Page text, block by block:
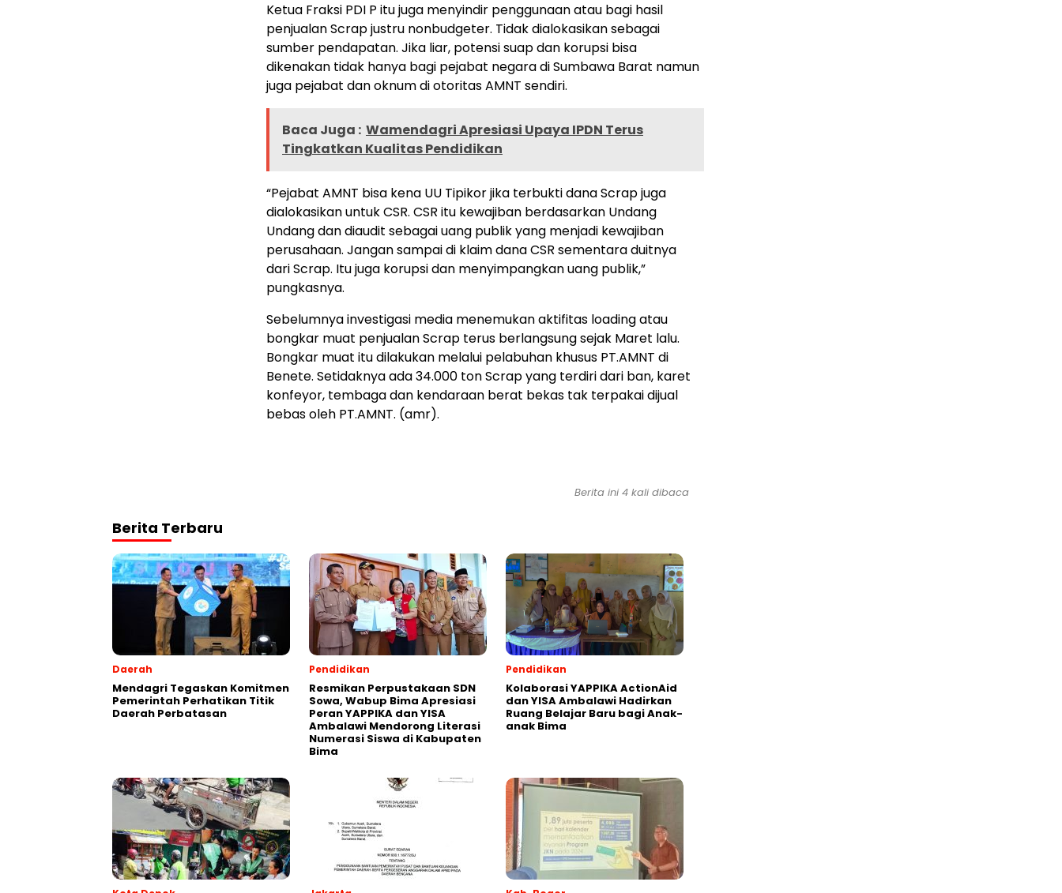
Ketua Fraksi PDI P itu juga menyindir penggunaan atau bagi hasil
penjualan Scrap justru nonbudgeter. Tidak dialokasikan sebagai
sumber pendapatan. Jika liar, potensi suap dan korupsi bisa
dikenakan tidak hanya bagi pejabat negara di Sumbawa Barat namun
juga pejabat dan oknum di otoritas AMNT sendiri.
Baca Juga : Wamendagri Apresiasi Upaya IPDN Terus
Tingkatkan Kualitas Pendidikan
“Pejabat AMNT bisa kena UU Tipikor jika terbukti dana Scrap juga
dialokasikan untuk CSR. CSR itu kewajiban berdasarkan Undang
Undang dan diaudit sebagai uang publik yang menjadi kewajiban
perusahaan. Jangan sampai di klaim dana CSR sementara duitnya
dari Scrap. Itu juga korupsi dan menyimpangkan uang publik,”
pungkasnya.
Sebelumnya investigasi media menemukan aktifitas loading atau
bongkar muat penjualan Scrap terus berlangsung sejak Maret lalu.
Bongkar muat itu dilakukan melalui pelabuhan khusus PT.AMNT di
Benete. Setidaknya ada 34.000 ton Scrap yang terdiri dari ban, karet
konfeyor, tembaga dan kendaraan berat bekas tak terpakai dijual
bebas oleh PT.AMNT. (amr).
Berita ini 4 kali dibaca
Berita Terbaru
Daerah
Mendagri Tegaskan Komitmen
Pemerintah Perhatikan Titik
Daerah Perbatasan
Pendidikan
Resmikan Perpustakaan SDN
Sowa, Wabup Bima Apresiasi
Peran YAPPIKA dan YISA
Ambalawi Mendorong Literasi
Numerasi Siswa di Kabupaten
Bima
Pendidikan
Kolaborasi YAPPIKA ActionAid
dan YISA Ambalawi Hadirkan
Ruang Belajar Baru bagi Anak-
anak Bima